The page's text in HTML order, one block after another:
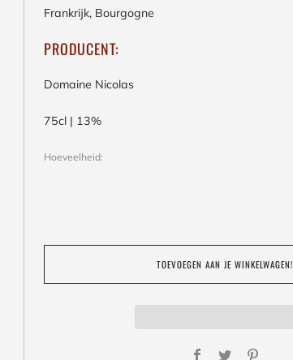
Frankrijk, Bourgogne
PRODUCENT:
Domaine Nicolas
75cl | 13%
Hoeveelheid:
TOEVOEGEN AAN JE WINKELWAGEN!
Facebook
Twitter